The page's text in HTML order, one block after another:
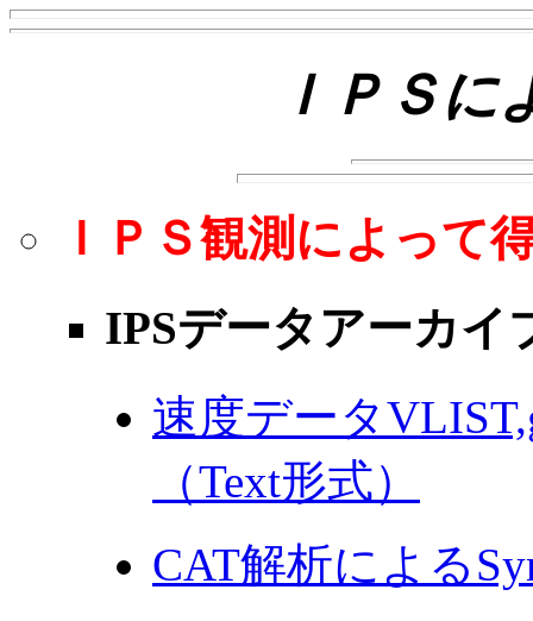
ＩＰＳに
ＩＰＳ観測によって
IPSデータアーカイ
速度データ
（Text形式）
CAT解析による